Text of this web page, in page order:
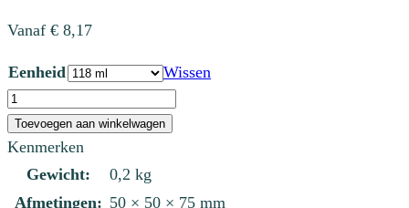
Vanaf € 8,17
Eenheid
Wissen
S1013
Olive
Green
aantal
Toevoegen aan winkelwagen
Kenmerken
Gewicht:
0,2 kg
Afmetingen: 50 × 50 × 75 mm